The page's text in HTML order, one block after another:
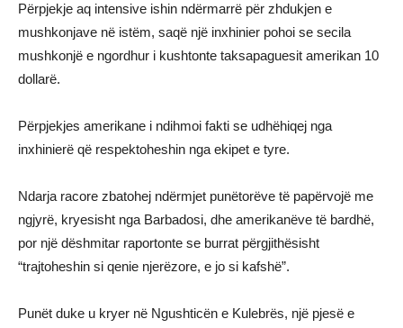
Përpjekje aq intensive ishin ndërmarrë për zhdukjen e
mushkonjave në istëm, saqë një inxhinier pohoi se secila
mushkonjë e ngordhur i kushtonte taksapaguesit amerikan 10
dollarë.
Përpjekjes amerikane i ndihmoi fakti se udhëhiqej nga
inxhinierë që respektoheshin nga ekipet e tyre.
Ndarja racore zbatohej ndërmjet punëtorëve të papërvojë me
ngjyrë, kryesisht nga Barbadosi, dhe amerikanëve të bardhë,
por një dëshmitar raportonte se burrat përgjithësisht
“trajtoheshin si qenie njerëzore, e jo si kafshë”.
Punët duke u kryer në Ngushticën e Kulebrës, një pjesë e